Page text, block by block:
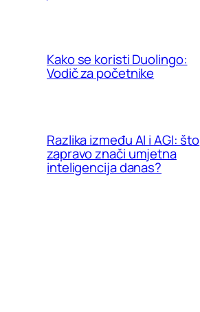
Kako se koristi Duolingo:
Vodič za početnike
Razlika između AI i AGI: što
zapravo znači umjetna
inteligencija danas?